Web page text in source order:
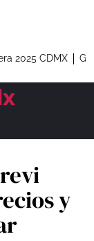
2025 CDMX
y